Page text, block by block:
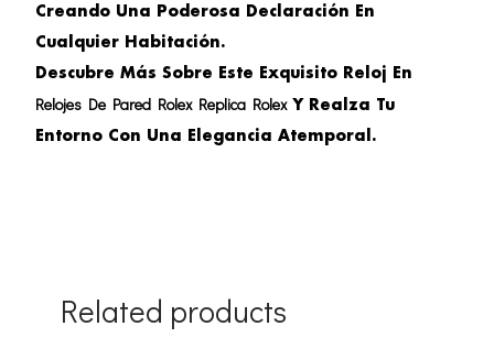
Creando Una Poderosa Declaración En
Cualquier Habitación.
Descubre Más Sobre Este Exquisito Reloj En
Relojes De Pared Rolex Replica RolexY Realza Tu
Entorno Con Una Elegancia Atemporal.
Related products